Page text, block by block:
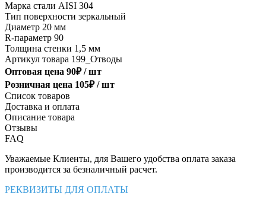
Марка стали AISI 304
Тип поверхности зеркальный
Диаметр 20 мм
R-параметр 90
Толщина стенки 1,5 мм
Артикул товара 199_Отводы
Оптовая цена 90₽ /шт
Розничная цена 105₽ /шт
Список товаров
Доставка и оплата
Описание товара
Отзывы
FAQ
Уважаемые Клиенты, для Вашего удобства оплата заказа
производится за безналичный расчет.
РЕКВИЗИТЫ ДЛЯ ОПЛАТЫ